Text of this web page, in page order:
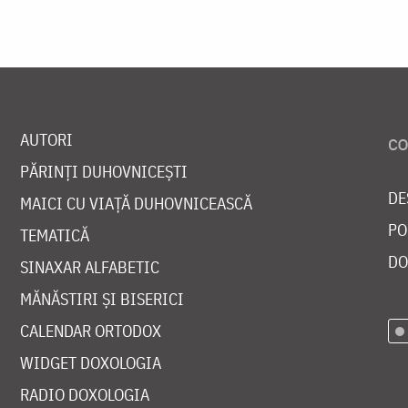
AUTORI
PĂRINȚI DUHOVNICEȘTI
MAICI CU VIAȚĂ DUHOVNICEASCĂ
TEMATICĂ
SINAXAR ALFABETIC
MĂNĂSTIRI ȘI BISERICI
CALENDAR ORTODOX
WIDGET DOXOLOGIA
RADIO DOXOLOGIA